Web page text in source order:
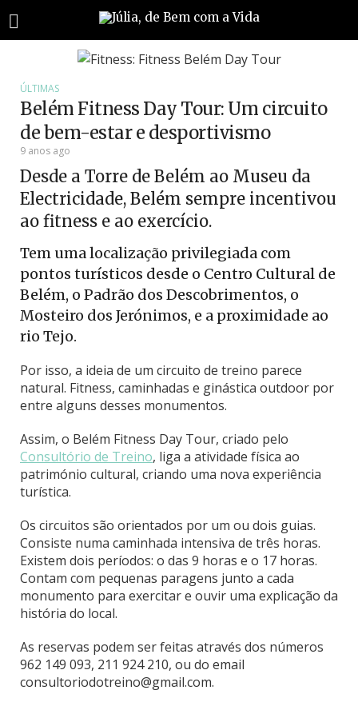
ÚLTIMAS
Belém Fitness Day Tour: Um circuito
de bem-estar e desportivismo
9 anos ago
Desde a Torre de Belém ao Museu da
Electricidade, Belém sempre incentivou
ao fitness e ao exercício.
Tem uma localização privilegiada com
pontos turísticos desde o Centro Cultural de
Belém, o Padrão dos Descobrimentos, o
Mosteiro dos Jerónimos, e a proximidade ao
rio Tejo.
Por isso, a ideia de um circuito de treino parece
natural. Fitness, caminhadas e ginástica outdoor por
entre alguns desses monumentos.
Assim, o Belém Fitness Day Tour, criado pelo
Consultório de Treino, liga a atividade física ao
património cultural, criando uma nova experiência
turística.
Os circuitos são orientados por um ou dois guias.
Consiste numa caminhada intensiva de três horas.
Existem dois períodos: o das 9 horas e o 17 horas.
Contam com pequenas paragens junto a cada
monumento para exercitar e ouvir uma explicação da
história do local.
As reservas podem ser feitas através dos números
962 149 093, 211 924 210, ou do email
consultoriodotreino@gmail.com.